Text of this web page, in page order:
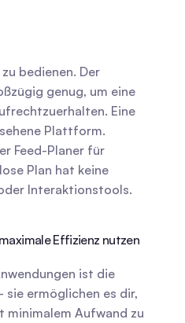
bedienen. Der
genug, um eine
Eine
Plattform.
Feed-Planer für
Plan hat keine
Interaktionstools.
Effizienz nutzen
ist die
ermöglichen es dir,
minimalem Aufwand zu